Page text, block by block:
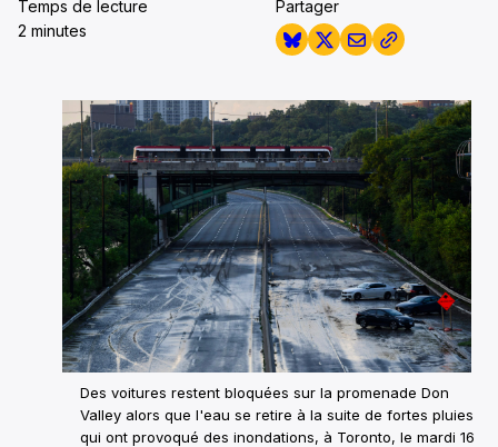
Temps de lecture
2 minutes
Partager
Des voitures restent bloquées sur la promenade Don
Valley alors que l'eau se retire à la suite de fortes pluies
qui ont provoqué des inondations, à Toronto, le mardi 16